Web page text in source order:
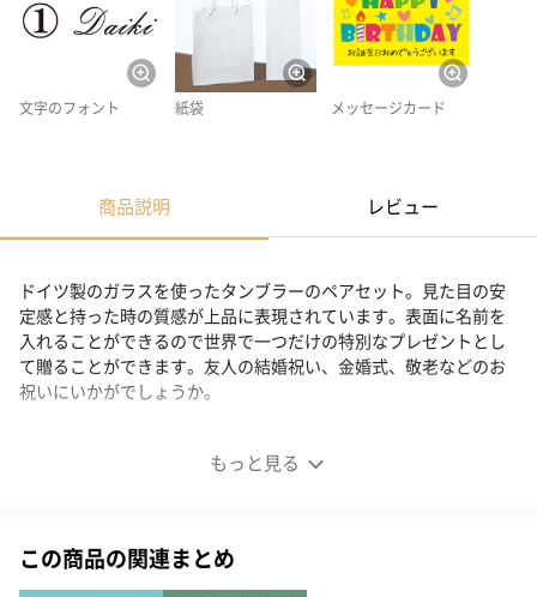
文字のフォント 紙袋 メッセージカード
商品説明 レビュー
もっと見る
ドイツ製のガラスを使ったタンブラーのペアセット。見た目の安
定感と持った時の質感が上品に表現されています。表面に名前を
入れることができるので世界で一つだけの特別なプレゼントとし
て贈ることができます。友人の結婚祝い、金婚式、敬老などのお
祝いにいかがでしょうか。
季節を問わない安定感あるガラスタンブラー
クールでスタイリッシュな質感と、赤と黒のバイカラーがよく映
この商品の関連まとめ